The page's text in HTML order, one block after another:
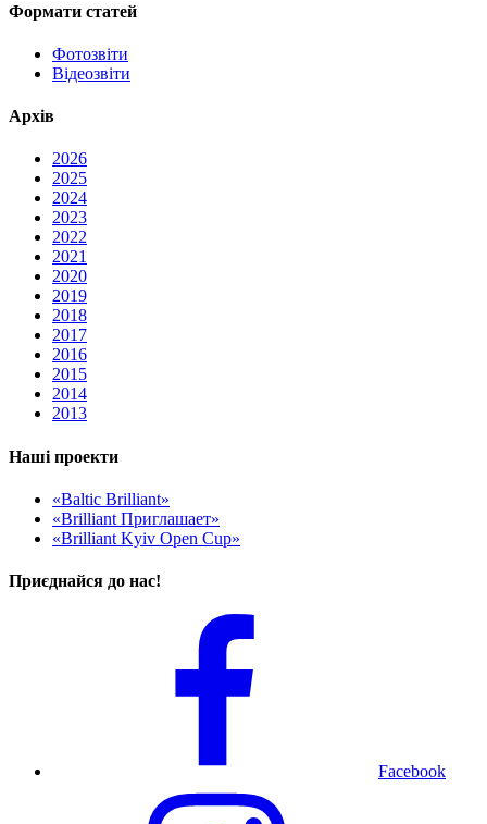
Формати статей
Фотозвіти
Відеозвіти
Архів
2026
2025
2024
2023
2022
2021
2020
2019
2018
2017
2016
2015
2014
2013
Наші проекти
«Baltic Brilliant»
«Brilliant Приглашает»
«Brilliant Kyiv Open Cup»
Приєднайся до нас!
Facebook